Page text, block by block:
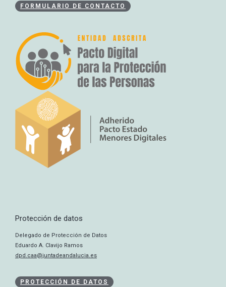
FORMULARIO DE CONTACTO
Protección de datos
Delegado de Protección de Datos
Eduardo A. Clavijo Ramos
dpd.caa@juntadeandalucia.es
PROTECCIÓN DE DATOS